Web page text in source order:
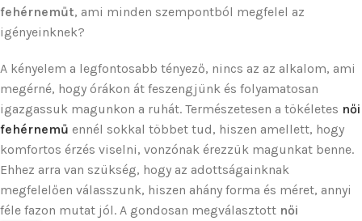
fehérneműt, ami minden szempontból megfelel az
igényeinknek?
A kényelem a legfontosabb tényező, nincs az az alkalom, ami
megérné, hogy órákon át feszengjünk és folyamatosan
igazgassuk magunkon a ruhát. Természetesen a tökéletes női
fehérnemű ennél sokkal többet tud, hiszen amellett, hogy
komfortos érzés viselni, vonzónak érezzük magunkat benne.
Ehhez arra van szükség, hogy az adottságainknak
megfelelően válasszunk, hiszen ahány forma és méret, annyi
féle fazon mutat jól. A gondosan megválasztott női